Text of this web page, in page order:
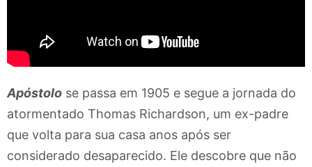
Apóstolo se passa em 1905 e segue a jornada do
atormentado Thomas Richardson, um ex-padre
que volta para sua casa anos após ser
considerado desaparecido. Ele descobre que não